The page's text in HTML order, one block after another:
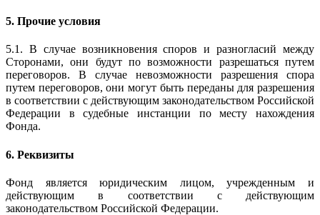
5. Прочие условия
5.1. В случае возникновения споров и разногласий между
Сторонами, они будут по возможности разрешаться путем
переговоров. В случае невозможности разрешения спора
путем переговоров, они могут быть переданы для разрешения
в соответствии с действующим законодательством Российской
Федерации в судебные инстанции по месту нахождения
Фонда.
6. Реквизиты
Фонд является юридическим лицом, учрежденным и
действующим в соответствии с действующим
законодательством Российской Федерации.